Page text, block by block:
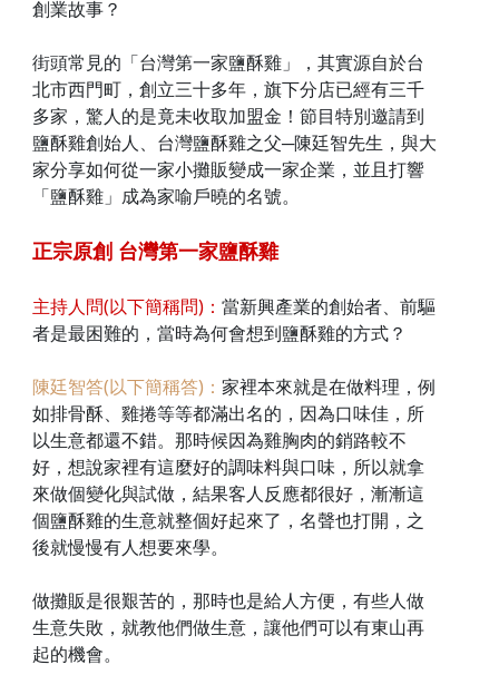
創業故事？
街頭常見的「台灣第一家鹽酥雞」，其實源自於台
北市西門町，創立三十多年，旗下分店已經有三千
多家，驚人的是竟未收取加盟金！節目特別邀請到
鹽酥雞創始人、台灣鹽酥雞之父─陳廷智先生，與大
家分享如何從一家小攤販變成一家企業，並且打響
「鹽酥雞」成為家喻戶曉的名號。
正宗原創 台灣第一家鹽酥雞
主持人問(以下簡稱問)： 當新興產業的創始者、前驅
者是最困難的，當時為何會想到鹽酥雞的方式？
陳廷智答(以下簡稱答)： 家裡本來就是在做料理，例
如排骨酥、雞捲等等都滿出名的，因為口味佳，所
以生意都還不錯。那時候因為雞胸肉的銷路較不
好，想說家裡有這麼好的調味料與口味，所以就拿
來做個變化與試做，結果客人反應都很好，漸漸這
個鹽酥雞的生意就整個好起來了，名聲也打開，之
後就慢慢有人想要來學。
做攤販是很艱苦的，那時也是給人方便，有些人做
生意失敗，就教他們做生意，讓他們可以有東山再
起的機會。